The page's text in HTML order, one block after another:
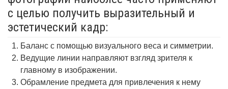
с целью получить выразительный и
эстетический кадр:
Баланс с помощью визуального веса и симметрии.
Ведущие линии направляют взгляд зрителя к
главному в изображении.
Обрамление предмета для привлечения к нему